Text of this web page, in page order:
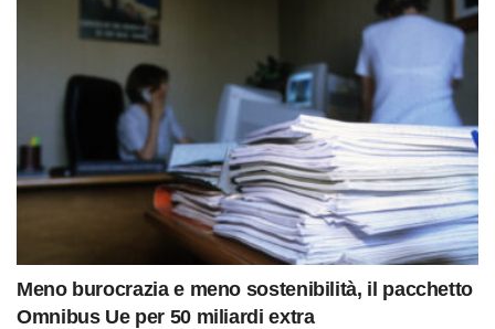
Meno burocrazia e meno sostenibilità, il pacchetto
Omnibus Ue per 50 miliardi extra